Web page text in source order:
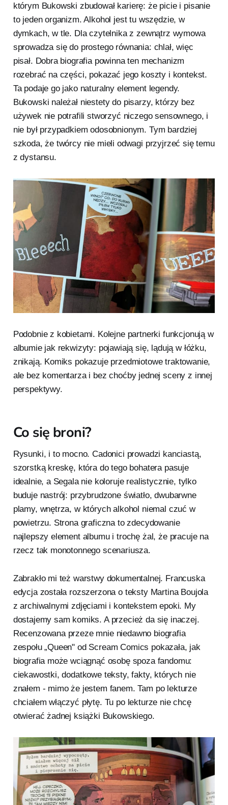
którym Bukowski zbudował karierę: że picie i pisanie
to jeden organizm. Alkohol jest tu wszędzie, w
dymkach, w tle. Dla czytelnika z zewnątrz wymowa
sprowadza się do prostego równania: chlał, więc
pisał. Dobra biografia powinna ten mechanizm
rozebrać na części, pokazać jego koszty i kontekst.
Ta podaje go jako naturalny element legendy.
Bukowski należał niestety do pisarzy, którzy bez
używek nie potrafili stworzyć niczego sensownego, i
nie był przypadkiem odosobnionym. Tym bardziej
szkoda, że twórcy nie mieli odwagi przyjrzeć się temu
z dystansu.
Podobnie z kobietami. Kolejne partnerki funkcjonują w
albumie jak rekwizyty: pojawiają się, lądują w łóżku,
znikają. Komiks pokazuje przedmiotowe traktowanie,
ale bez komentarza i bez choćby jednej sceny z innej
perspektywy.
Co się broni?
Rysunki, i to mocno. Cadonici prowadzi kanciastą,
szorstką kreskę, która do tego bohatera pasuje
idealnie, a Segala nie koloruje realistycznie, tylko
buduje nastrój: przybrudzone światło, dwubarwne
plamy, wnętrza, w których alkohol niemal czuć w
powietrzu. Strona graficzna to zdecydowanie
najlepszy element albumu i trochę żal, że pracuje na
rzecz tak monotonnego scenariusza.
Zabrakło mi też warstwy dokumentalnej. Francuska
edycja została rozszerzona o teksty Martina Boujola
z archiwalnymi zdjęciami i kontekstem epoki. My
dostajemy sam komiks. A przecież da się inaczej.
Recenzowana przeze mnie niedawno biografia
zespołu „Queen" od Scream Comics pokazała, jak
biografia może wciągnąć osobę spoza fandomu:
ciekawostki, dodatkowe teksty, fakty, których nie
znałem - mimo że jestem fanem. Tam po lekturze
chciałem włączyć płytę. Tu po lekturze nie chcę
otwierać żadnej książki Bukowskiego.